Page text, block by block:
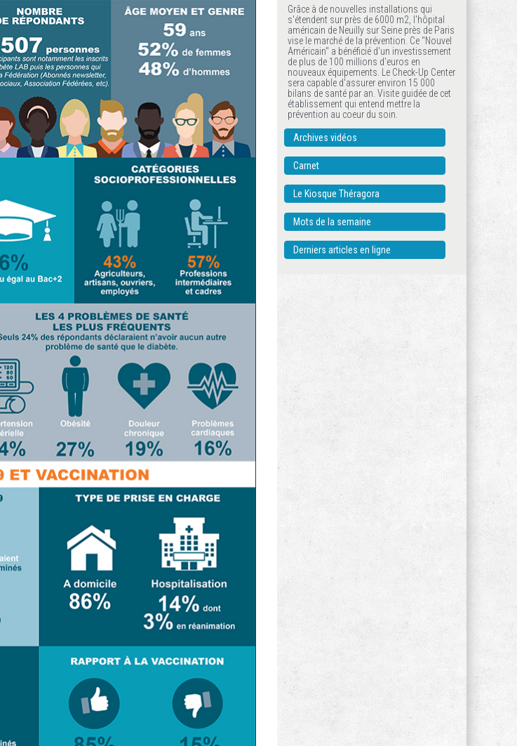
Grâce à de nouvelles installations qui
s'étendent sur près de 6000 m2, l'hôpital
américain de Neuilly sur Seine près de Paris
vise le marché de la prévention. Ce "Nouvel
Américain" a bénéficié d'un investissement
de plus de 100 millions d'euros en
nouveaux équipements. Le Check-Up Center
sera capable d'assurer environ 15 000
bilans de santé par an. Visite guidée de cet
établissement qui entend mettre la
prévention au coeur du soin.
Archives vidéos
Carnet
Le Kiosque Théragora
Mots de la semaine
Derniers articles en ligne